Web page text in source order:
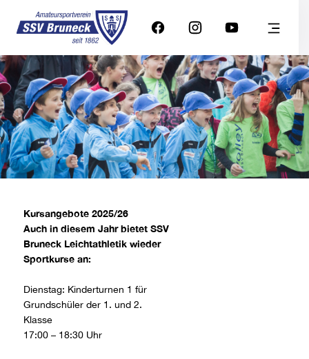
Kursangebote 2025/26
Auch in diesem Jahr bietet SSV
Bruneck Leichtathletik wieder
Sportkurse an:
Dienstag: Kinderturnen 1 für
Grundschüler der 1. und 2.
Klasse
17:00 – 18:30 Uhr